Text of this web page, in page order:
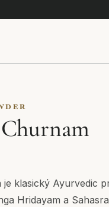
je klasický Ayurvedic
Hridayam a